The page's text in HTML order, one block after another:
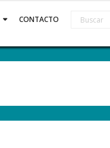
CONTACTO